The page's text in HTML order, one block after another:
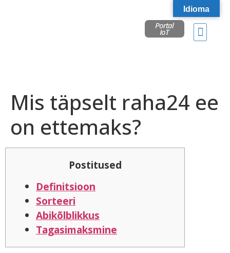
Portal
IoT
Mis täpselt raha24 ee
on ettemaks?
Postitused
Definitsioon
Sorteeri
Abikõlblikkus
Tagasimaksmine
Idioma